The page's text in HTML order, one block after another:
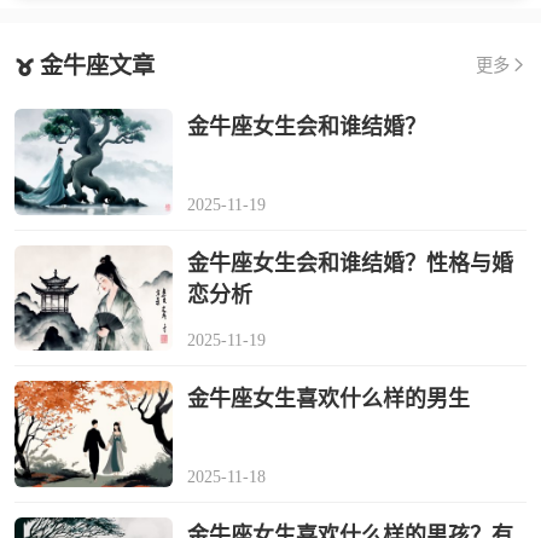
金牛座文章 更多
金牛座女生会和谁结婚？
2025-11-19
金牛座女生会和谁结婚？性格与婚
恋分析
2025-11-19
金牛座女生喜欢什么样的男生
2025-11-18